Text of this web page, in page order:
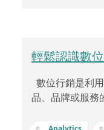
輕鬆認識數
數位行銷是利
品、品牌或服務
心，核心架構可